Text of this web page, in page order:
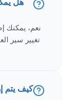
نعم، يمكنك
تغيير سير
كيف يتم